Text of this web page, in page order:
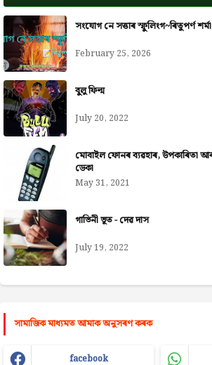
সংযোগ নে সত্তাৰ স্ফুলিংগ~ৰিতুপৰ্ণ শৰ্মা
February 25, 2026
বুলু ফিল্ম
July 20, 2022
মোবাইল ফোনৰ ব্যৱহাৰ, উপকাৰিতা
ডেকা
May 31, 2021
গাভিনী ভূত - দেৱ দাস
July 19, 2022
সামাজিক মাধ্যমত আমাক অনুসৰণ কৰক
facebook